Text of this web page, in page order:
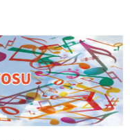
i
o
n